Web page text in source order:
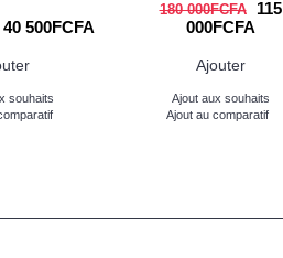
40 500FCFA
souhaits
180 000FCFA
115
000FCFA
Ajouter
Ajout aux souhaits
Ajout au comparatif